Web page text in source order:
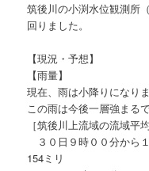
筑後川の小渕水位観測所
回りました。
【現況・予想】
【雨量】
現在、雨は小降りになりま
この雨は今後一層強まるで
［筑後川上流域の流域平
３０日９時００分から
154ミリ